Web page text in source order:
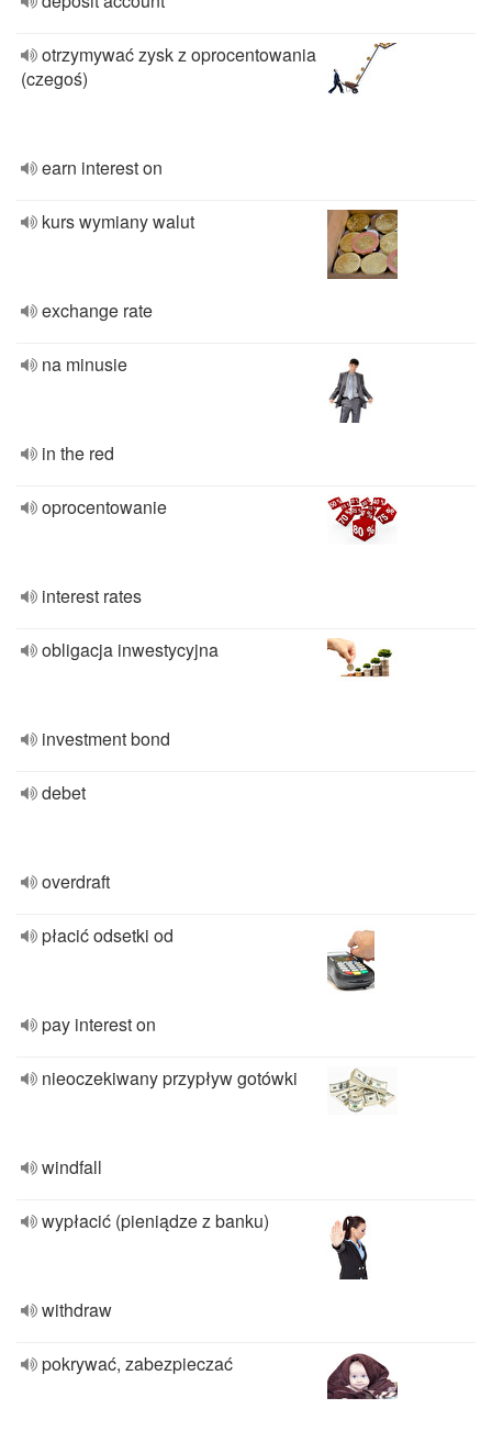
otrzymywać zysk z oprocentowania
(czegoś)
earn interest on
kurs wymiany walut
exchange rate
na minusie
in the red
oprocentowanie
interest rates
obligacja inwestycyjna
investment bond
debet
overdraft
płacić odsetki od
pay interest on
nieoczekiwany przypływ gotówki
windfall
wypłacić (pieniądze z banku)
withdraw
pokrywać, zabezpieczać